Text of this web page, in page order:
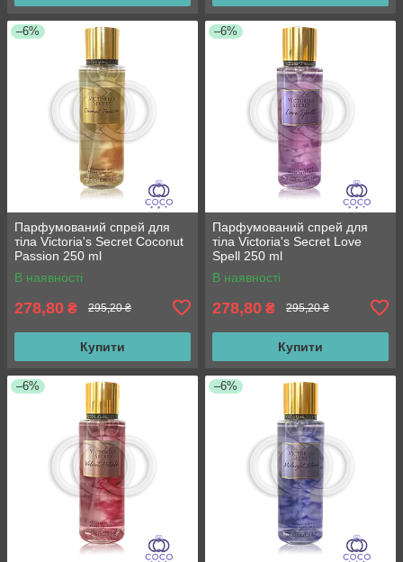
–6%
Парфумований спрей для
тіла Victoria's Secret Coconut
Passion 250 ml
В наявності
278,80 ₴ 295,20 ₴
Купити
–6%
Парфумований спрей для
тіла Victoria's Secret Love
Spell 250 ml
В наявності
278,80 ₴ 295,20 ₴
Купити
–6% –6%